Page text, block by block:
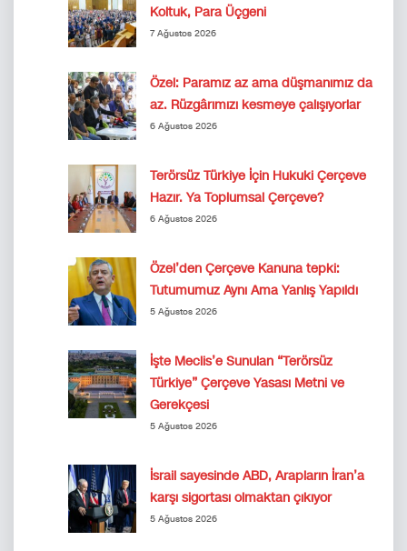
Koltuk, Para Üçgeni
7 Ağustos 2026
Özel: Paramız az ama düşmanımız da
az. Rüzgârımızı kesmeye çalışıyorlar
6 Ağustos 2026
Terörsüz Türkiye İçin Hukuki Çerçeve
Hazır. Ya Toplumsal Çerçeve?
6 Ağustos 2026
Özel’den Çerçeve Kanuna tepki:
Tutumumuz Aynı Ama Yanlış Yapıldı
5 Ağustos 2026
İşte Meclis’e Sunulan “Terörsüz
Türkiye” Çerçeve Yasası Metni ve
Gerekçesi
5 Ağustos 2026
İsrail sayesinde ABD, Arapların İran’a
karşı sigortası olmaktan çıkıyor
5 Ağustos 2026